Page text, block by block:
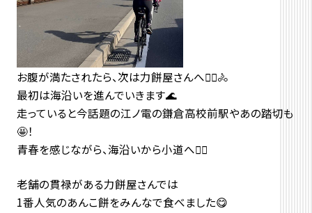
お腹が満たされたら、次は力餅屋さんへ🚴‍♂️🚴
最初は海沿いを進んでいきます🌊
走っていると今話題の江ノ電の鎌倉高校前駅やあの踏切も
🤩！
青春を感じながら、海沿いから小道へ🚴‍♀️
老舗の貫禄がある力餅屋さんでは
1番人気のあんこ餅をみんなで食べました😋